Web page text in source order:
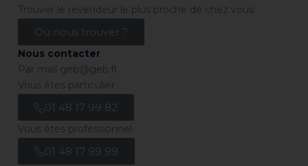
Trouver le revendeur le plus proche de chez vous.
Où nous trouver ?
Nous contacter
Par mail geb@geb.fr
Vous êtes particulier
01 48 17 99 82
Vous êtes professionnel
01 48 17 99 99